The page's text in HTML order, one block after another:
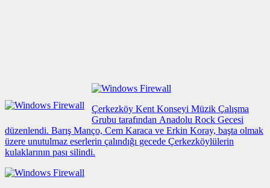
Çerkezköy Kent Konseyi Müzik Çalışma
Grubu tarafından Anadolu Rock Gecesi
düzenlendi. Barış Manço, Cem Karaca ve Erkin Koray, başta olmak
üzere unutulmaz eserlerin çalındığı gecede Çerkezköylülerin
kulaklarının pası silindi.